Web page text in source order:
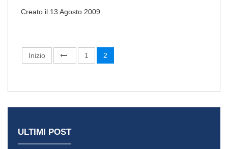
Creato il 13 Agosto 2009
Inizio 1 2
ULTIMI POST